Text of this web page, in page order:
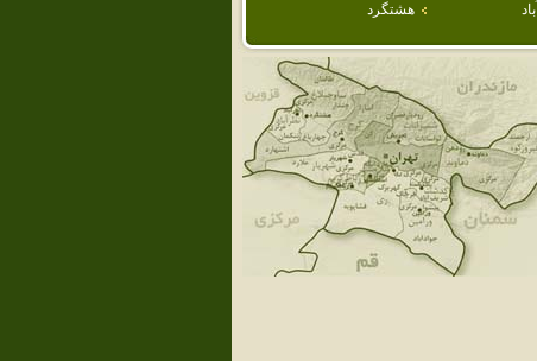
هشتگرد